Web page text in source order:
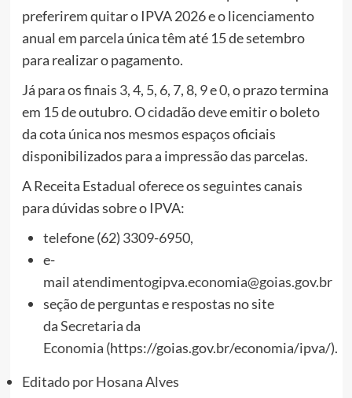
preferirem quitar o IPVA 2026 e o licenciamento
anual em parcela única têm até 15 de setembro
para realizar o pagamento.
Já para os finais 3, 4, 5, 6, 7, 8, 9 e 0, o prazo termina
em 15 de outubro. O cidadão deve emitir o boleto
da cota única nos mesmos espaços oficiais
disponibilizados para a impressão das parcelas.
A Receita Estadual oferece os seguintes canais
para dúvidas sobre o IPVA:
telefone (62) 3309-6950,
e-
mail atendimentogipva.economia@goias.gov.br
seção de perguntas e respostas no site
daSecretaria da
Economia (https://goias.gov.br/economia/ipva/).
Editado porHosana Alves